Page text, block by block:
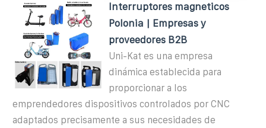
Interruptores magneticos
Polonia | Empresas y
proveedores B2B
Uni-Kat es una empresa
dinámica establecida para
proporcionar a los
emprendedores dispositivos controlados por CNC
adaptados precisamente a sus necesidades de